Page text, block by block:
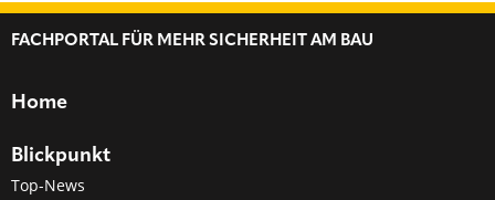
FACHPORTAL FÜR MEHR SICHERHEIT AM BAU
Home
Blickpunkt
Top-News